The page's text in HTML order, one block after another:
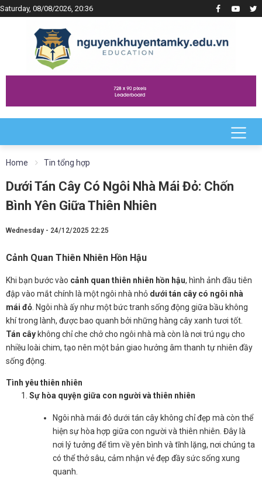
Saturday, 08/08/2026, 20:36
Home Tin tổng hợp
Dưới Tán Cây Có Ngôi Nhà Mái Đỏ: Chốn
Bình Yên Giữa Thiên Nhiên
Wednesday - 24/12/2025 22:25
Cảnh Quan Thiên Nhiên Hồn Hậu
Khi bạn bước vào cảnh quan thiên nhiên hồn hậu, hình ảnh đầu tiên
đập vào mắt chính là một ngôi nhà nhỏ dưới tán cây có ngôi nhà
mái đỏ . Ngôi nhà ấy như một bức tranh sống động giữa bầu không
khí trong lành, được bao quanh bởi những hàng cây xanh tươi tốt.
Tán cây không chỉ che chở cho ngôi nhà mà còn là nơi trú ngụ cho
nhiều loài chim, tạo nên một bản giao hưởng âm thanh tự nhiên đầy
sống động.
Tình yêu thiên nhiên
Sự hòa quyện giữa con người và thiên nhiên
Ngôi nhà mái đỏ dưới tán cây không chỉ đẹp mà còn thể
hiện sự hòa hợp giữa con người và thiên nhiên. Đây là
nơi lý tưởng để tìm về yên bình và tĩnh lặng, nơi chúng ta
có thể thở sâu, cảm nhận vẻ đẹp đầy sức sống xung
quanh.